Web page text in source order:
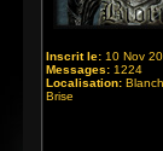
Inscrit le: 10 Nov
Messages: 1224
Localisation:
Brise